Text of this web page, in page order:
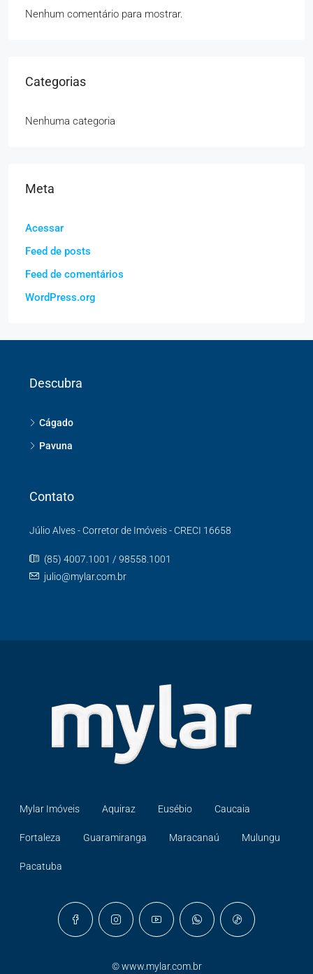
Nenhum comentário para mostrar.
Categorias
Nenhuma categoria
Meta
Acessar
Feed de posts
Feed de comentários
WordPress.org
Descubra
Cágado
Pavuna
Contato
Júlio Alves - Corretor de Imóveis - CRECI 16658
(85) 4007.1001 / 98558.1001
julio@mylar.com.br
Mylar Imóveis Aquiraz Eusébio Caucaia
Fortaleza Guaramiranga Maracanaú Mulungu
Pacatuba
©www.mylar.com.br